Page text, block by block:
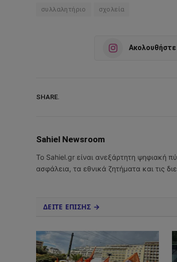
συλλαλητήριο σχολεία
SHARE.
Sahiel Newsroom
Το Sahiel.gr είναι ανεξάρτητη ψηφιακή
ασφάλεια, τα εθνικά ζητήματα και τις
ΔΕΙΤΕ ΕΠΙΣΗΣ →